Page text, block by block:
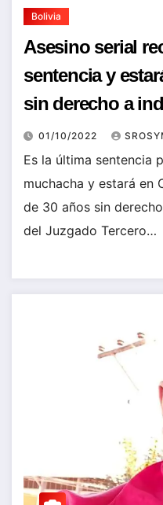
Bolivia
Asesino serial
sentencia y
sin derecho a
01/10/2022
Es la última sentencia
muchacha y estará en
de 30 años sin
del Juzgado Tercero…